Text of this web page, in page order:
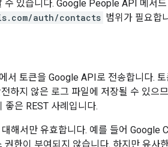
수 있습니다. Google People API 메서드
auth/contacts 범위가 필요합
에서 토큰을 Google API로 전송합니다. 토
하지 않은 로그 파일에 저장될 수 있으
좋은 REST 사례입니다.
해서만 유효합니다. 예를 들어 Google
한이 부여되지 않습니다. 하지만 유사